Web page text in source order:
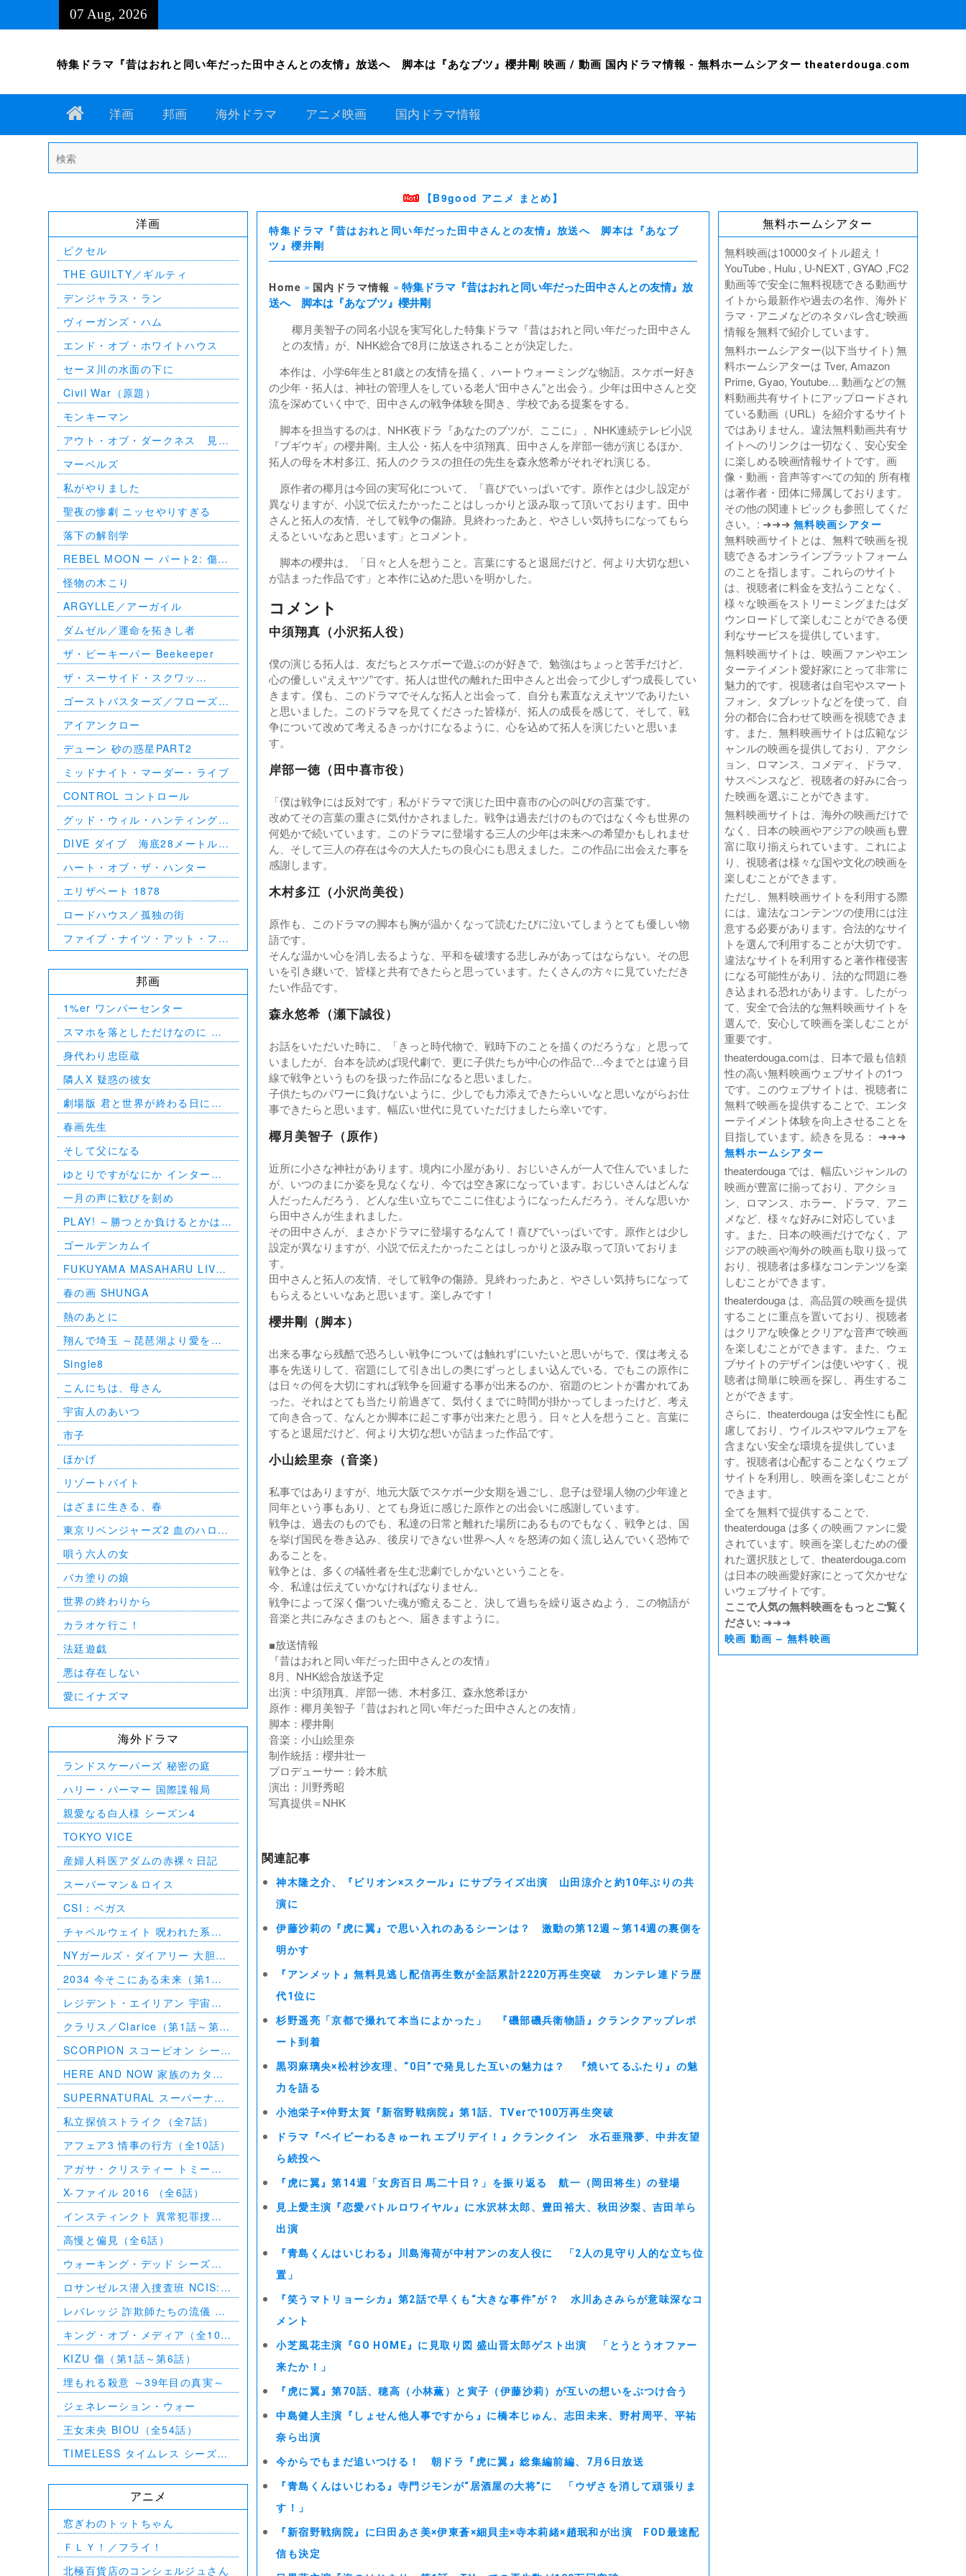
07 Aug, 2026
特集ドラマ『昔はおれと同い年だった田中さんとの友情』放送へ 脚本は『あなブツ』櫻井剛 映画 / 動画 国内ドラマ情報 - 無料ホームシアター theaterdouga.com
Home洋画 邦画 海外ドラマ アニメ映画 国内ドラマ情報
for:
【B9good アニメ まとめ】
特集ドラマ『昔はおれと同い年だった田中さんとの友情』放送へ 脚本は『あなブ
ツ』櫻井剛
Home » 国内ドラマ情報 » 特集ドラマ『昔はおれと同い年だった田中さんとの友情』放
送へ 脚本は『あなブツ』櫻井剛
椰月美智子の同名小説を実写化した特集ドラマ『昔はおれと同い年だった田中さん
との友情』が、NHK総合で8月に放送されることが決定した。
本作は、小学6年生と81歳との友情を描く、ハートウォーミングな物語。スケボー好き
の少年・拓人は、神社の管理人をしている老人“田中さん”と出会う。少年は田中さんと交
流を深めていく中で、田中さんの戦争体験を聞き、学校である提案をする。
脚本を担当するのは、NHK夜ドラ『あなたのブツが、ここに』、NHK連続テレビ小説
『ブギウギ』の櫻井剛。主人公・拓人を中須翔真、田中さんを岸部一徳が演じるほか、
拓人の母を木村多江、拓人のクラスの担任の先生を森永悠希がそれぞれ演じる。
原作者の椰月は今回の実写化について、「喜びでいっぱいです。原作とは少し設定が
異なりますが、小説で伝えたかったことはしっかりと汲み取って頂いております。田中
さんと拓人の友情、そして戦争の傷跡。見終わったあと、やさしい気持ちになってもら
えるといいなあと思います」とコメント。
脚本の櫻井は、「日々と人を想うこと。言葉にすると退屈だけど、何より大切な想い
が詰まった作品です」と本作に込めた思いを明かした。
コメント
中須翔真（小沢拓人役）
僕の演じる拓人は、友だちとスケボーで遊ぶのが好きで、勉強はちょっと苦手だけど、
心の優しい“ええヤツ”です。拓人は世代の離れた田中さんと出会って少しずつ成長してい
きます。僕も、このドラマでそんな拓人と出会って、自分も素直なええヤツでありたい
と思いました。このドラマを見てくださった皆様が、拓人の成長を感じて、そして、戦
争について改めて考えるきっかけになるように、心を込めて拓人を演じたいと思いま
す。
岸部一徳（田中喜市役）
「僕は戦争には反対です」私がドラマで演じた田中喜市の心の叫びの言葉です。
改めてその言葉の重さに気付かされました。戦争は過去だけのものではなく今も世界の
何処かで続いています。このドラマに登場する三人の少年は未来への希望かもしれませ
ん、そして三人の存在は今の大人たちの良心にも思えました。この作品に出会えた事を
感謝します。
木村多江（小沢尚美役）
原作も、このドラマの脚本も胸が温かくなって読むたびに泣いてしまうとても優しい物
語です。
そんな温かい心を消し去るような、平和を破壊する悲しみがあってはならない。その思
いを引き継いで、皆様と共有できたらと思っています。たくさんの方々に見ていただき
たい作品です。
森永悠希（瀬下誠役）
お話をいただいた時に、「きっと時代物で、戦時下のことを描くのだろうな」と思って
いましたが、台本を読めば現代劇で、更に子供たちが中心の作品で…今までとは違う目
線で戦争というものを扱った作品になると思いました。
子供たちのパワーに負けないように、少しでも力添えできたらいいなと思いながらお仕
事できたらと思います。幅広い世代に見ていただけましたら幸いです。
椰月美智子（原作）
近所に小さな神社があります。境内に小屋があり、おじいさんが一人で住んでいました
が、いつのまにか姿を見なくなり、今では空き家になっています。おじいさんはどんな
人だったんだろう、どんな生い立ちでここに住むようになったんだろう。そんな思いか
ら田中さんが生まれました。
その田中さんが、まさかドラマに登場するなんて！喜びでいっぱいです。原作とは少し
設定が異なりますが、小説で伝えたかったことはしっかりと汲み取って頂いておりま
す。
田中さんと拓人の友情、そして戦争の傷跡。見終わったあと、やさしい気持ちになって
もらえるといいなあと思います。楽しみです！
櫻井剛（脚本）
出来る事なら残酷で恐ろしい戦争については触れずにいたいと思いがちで、僕は考える
事を先送りして、宿題にして引き出しの奥にずっとしまい込んでいる。でもこの原作に
は日々の何を大切にすれば戦争を回避する事が出来るのか、宿題のヒントが書かれてあ
った。それはとても当たり前過ぎて、気付くまでに時間が掛かってしまったけど、考え
て向き合って、なんとか脚本に起こす事が出来たと思う。日々と人を想うこと。言葉に
すると退屈だけど、何より大切な想いが詰まった作品です。
小山絵里奈（音楽）
私事ではありますが、地元大阪でスケボー少女期を過ごし、息子は登場人物の少年達と
同年という事もあり、とても身近に感じた原作との出会いに感謝しています。
戦争は、過去のものでも、私達の日常と離れた場所にあるものでもなく、戦争とは、国
を挙げ国民を巻き込み、後戻りできない世界へ人々を怒涛の如く流し込んでいく恐怖で
あることを。
戦争とは、多くの犠牲者を生む悲劇でしかないということを。
今、私達は伝えていかなければなりません。
戦争によって深く傷ついた魂が癒えること、決して過ちを繰り返さぬよう、この物語が
音楽と共にみなさまのもとへ、届きますように。
■放送情報
『昔はおれと同い年だった田中さんとの友情』
8月、NHK総合放送予定
出演：中須翔真、岸部一徳、木村多江、森永悠希ほか
原作：椰月美智子『昔はおれと同い年だった田中さんとの友情」
脚本：櫻井剛
音楽：小山絵里奈
制作統括：櫻井壮一
プロデューサー：鈴木航
演出：川野秀昭
写真提供＝NHK
関連記事
神木隆之介、『ビリオン×スクール』にサプライズ出演 山田涼介と約10年ぶりの共
演に
伊藤沙莉の『虎に翼』で思い入れのあるシーンは？ 激動の第12週～第14週の裏側を
明かす
『アンメット』無料見逃し配信再生数が全話累計2220万再生突破 カンテレ連ドラ歴
代1位に
杉野遥亮「京都で撮れて本当によかった」 『磯部磯兵衛物語』クランクアップレポ
ート到着
黒羽麻璃央×松村沙友理、“0日”で発見した互いの魅力は？ 『焼いてるふたり』の魅
力を語る
小池栄子×仲野太賀『新宿野戦病院』第1話、TVerで100万再生突破
ドラマ『ベイビーわるきゅーれ エブリデイ！』クランクイン 水石亜飛夢、中井友望
ら続投へ
『虎に翼』第14週「女房百日 馬二十日？」を振り返る 航一（岡田将生）の登場
見上愛主演『恋愛バトルロワイヤル』に水沢林太郎、豊田裕大、秋田汐梨、吉田羊ら
出演
『青島くんはいじわる』川島海荷が中村アンの友人役に 「2人の見守り人的な立ち位
置」
『笑うマトリョーシカ』第2話で早くも“大きな事件”が？ 水川あさみらが意味深なコ
メント
小芝風花主演『GO HOME』に見取り図 盛山晋太郎ゲスト出演 「とうとうオファー
来たか！」
『虎に翼』第70話、穂高（小林薫）と寅子（伊藤沙莉）が互いの想いをぶつけ合う
中島健人主演『しょせん他人事ですから』に橋本じゅん、志田未来、野村周平、平祐
奈ら出演
今からでもまだ追いつける！ 朝ドラ『虎に翼』総集編前編、7月6日放送
『青島くんはいじわる』寺門ジモンが“居酒屋の大将”に 「ウザさを消して頑張りま
す！」
『新宿野戦病院』に臼田あさ美×伊東蒼×細貝圭×寺本莉緒×趙珉和が出演 FOD最速配
信も決定
無料ホームシアター
無料映画は10000タイトル超え！
YouTube , Hulu , U-NEXT , GYAO ,FC2
動画等で安全に無料視聴できる動画サ
イトから最新作や過去の名作、海外ド
ラマ・アニメなどのネタバレ含む映画
情報を無料で紹介しています。
無料ホームシアター(以下当サイト) 無
料ホームシアターは Tver, Amazon
Prime, Gyao, Youtube… 動画などの無
料動画共有サイトにアップロードされ
ている動画（URL）を紹介するサイト
ではありません。違法無料動画共有サ
イトへのリンクは一切なく、安心安全
に楽しめる映画情報サイトです。画
像・動画・音声等すべての知的 所有権
は著作者・団体に帰属しております。
その他の関連トピックも参照してくだ
さい。: ➜➜➜ 無料映画シアター
無料映画サイトとは、無料で映画を視
聴できるオンラインプラットフォーム
のことを指します。これらのサイト
は、視聴者に料金を支払うことなく、
様々な映画をストリーミングまたはダ
ウンロードして楽しむことができる便
利なサービスを提供しています。
無料映画サイトは、映画ファンやエン
ターテイメント愛好家にとって非常に
魅力的です。視聴者は自宅やスマート
フォン、タブレットなどを使って、自
分の都合に合わせて映画を視聴できま
す。また、無料映画サイトは広範なジ
ャンルの映画を提供しており、アクシ
ョン、ロマンス、コメディ、ドラマ、
サスペンスなど、視聴者の好みに合っ
た映画を選ぶことができます。
無料映画サイトは、海外の映画だけで
なく、日本の映画やアジアの映画も豊
富に取り揃えられています。これによ
り、視聴者は様々な国や文化の映画を
楽しむことができます。
ただし、無料映画サイトを利用する際
には、違法なコンテンツの使用には注
意する必要があります。合法的なサイ
トを選んで利用することが大切です。
違法なサイトを利用すると著作権侵害
になる可能性があり、法的な問題に巻
き込まれる恐れがあります。したがっ
て、安全で合法的な無料映画サイトを
選んで、安心して映画を楽しむことが
重要です。
theaterdouga.comは、日本で最も信頼
性の高い無料映画ウェブサイトの1つ
です。このウェブサイトは、視聴者に
無料で映画を提供することで、エンタ
ーテイメント体験を向上させることを
目指しています。続きを見る： ➜➜➜
無料ホームシアター
theaterdouga では、幅広いジャンルの
映画が豊富に揃っており、アクショ
ン、ロマンス、ホラー、ドラマ、アニ
メなど、様々な好みに対応していま
す。また、日本の映画だけでなく、ア
ジアの映画や海外の映画も取り扱って
おり、視聴者は多様なコンテンツを楽
しむことができます。
theaterdouga は、高品質の映画を提供
することに重点を置いており、視聴者
はクリアな映像とクリアな音声で映画
を楽しむことができます。また、ウェ
ブサイトのデザインは使いやすく、視
聴者は簡単に映画を探し、再生するこ
とができます。
さらに、theaterdouga は安全性にも配
慮しており、ウイルスやマルウェアを
含まない安全な環境を提供していま
す。視聴者は心配することなくウェブ
サイトを利用し、映画を楽しむことが
できます。
全てを無料で提供することで、
theaterdouga は多くの映画ファンに愛
されています。映画を楽しむための優
れた選択肢として、theaterdouga.com
は日本の映画愛好家にとって欠かせな
いウェブサイトです。
ここで人気の無料映画をもっとご覧く
ださい: ➜➜➜
映画 動画 – 無料映画
洋画
ピクセル
THE GUILTY／ギルティ
デンジャラス・ラン
ヴィーガンズ・ハム
エンド・オブ・ホワイトハウス
セーヌ川の水面の下に
Civil War（原題）
モンキーマン
アウト・オブ・ダークネス 見え
ない影
マーベルズ
私がやりました
聖夜の惨劇 ニッセやりすぎる
落下の解剖学
REBEL MOON ー パート2: 傷跡
を刻む者
怪物の木こり
ARGYLLE／アーガイル
ダムゼル／運命を拓きし者
ザ・ビーキーパー Beekeeper
ザ・スーサイド・スクワッ
ド ”極”悪党、集結
ゴーストバスターズ／フローズ
ン・サマー
アイアンクロー
デューン 砂の惑星PART2
ミッドナイト・マーダー・ライブ
CONTROL コントロール
グッド・ウィル・ハンティング／
旅立ち
DIVE ダイブ 海底28メートルの
絶望
ハート・オブ・ザ・ハンター
エリザベート 1878
ロードハウス／孤独の街
ファイブ・ナイツ・アット・フレ
ディーズ
邦画
1%er ワンパーセンター
スマホを落としただけなのに 囚
われの殺人鬼
身代わり忠臣蔵
隣人X 疑惑の彼女
劇場版 君と世界が終わる日に
FINAL
春画先生
そして父になる
ゆとりですがなにか インターナ
ショナル
一月の声に歓びを刻め
PLAY! ～勝つとか負けるとかは、
どーでもよくて～
ゴールデンカムイ
FUKUYAMA MASAHARU LIVE
FILM 言霊の幸わう夏 @NIPPON
BUDOKAN 2023
春の画 SHUNGA
熱のあとに
翔んで埼玉 ～琵琶湖より愛をこ
めて～
Single8
こんにちは、母さん
宇宙人のあいつ
市子
ほかげ
リゾートバイト
はざまに生きる、春
東京リベンジャーズ2 血のハロウ
ィン編 -決戦-
唄う六人の女
バカ塗りの娘
世界の終わりから
カラオケ行こ！
法廷遊戯
悪は存在しない
愛にイナズマ
海外ドラマ
ランドスケーパーズ 秘密の庭
ハリー・パーマー 国際諜報局
親愛なる白人様 シーズン4
TOKYO VICE
産婦人科医アダムの赤裸々日記
スーパーマン＆ロイス
CSI：ベガス
チャペルウェイト 呪われた系譜
（第1話～第10話）
NYガールズ・ダイアリー 大胆不
敵な私たち シーズン5（第1話～
第2話）
2034 今そこにある未来（第1話
～第6話）
レジデント・エイリアン 宇宙か
らの訪問者（第1話～第7話）
クラリス／Clarice（第1話～第9
話）
SCORPION スコーピオン シーズ
ン1（第1話～第21話）
HERE AND NOW 家族のカタチ
（全10話）
SUPERNATURAL スーパーナチ
ュラル シーズン11（全23話）
私立探偵ストライク（全7話）
アフェア3 情事の行方（全10話）
アガサ・クリスティー トミーと
タペンス －2人で探偵を－
X-ファイル 2016 （全6話）
インスティンクト 異常犯罪捜査
シーズン1（全13話）
高慢と偏見（全6話）
ウォーキング・デッド シーズン
8（第1話～第16話）
ロサンゼルス潜入捜査班 NCIS:
Los Angeles シーズン5（第2話
～第24話）
レバレッジ 詐欺師たちの流儀 シ
ーズン1（全13話）
キング・オブ・メディア（全10
話）
KIZU 傷（第1話～第6話）
埋もれる殺意 ～39年目の真実～
ジェネレーション・ウォー
王女未央 BIOU（全54話）
TIMELESS タイムレス シーズン
1（全16話）
アニメ
窓ぎわのトットちゃん
ＦＬＹ！／フライ！
北極百貨店のコンシェルジュさん